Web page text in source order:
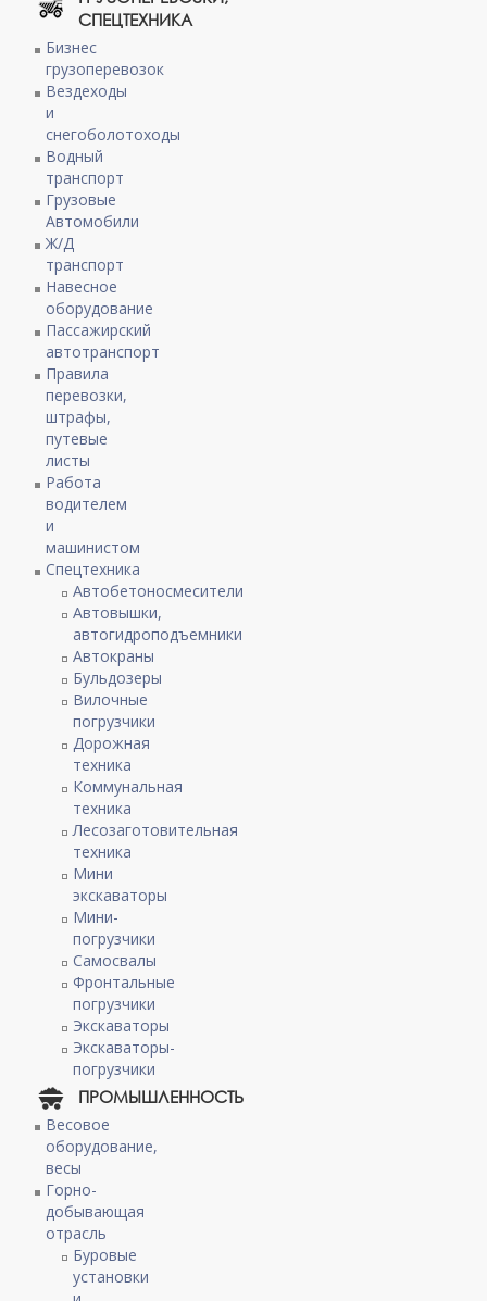
СПЕЦТЕХНИКА
Бизнес
грузоперевозок
Вездеходы
и
снегоболотоходы
Водный
транспорт
Грузовые
Автомобили
Ж/Д
транспорт
Навесное
оборудование
Пассажирский
автотранспорт
Правила
перевозки,
штрафы,
путевые
листы
Работа
водителем
и
машинистом
Спецтехника
Автобетоносмесители
Автовышки,
автогидроподъемники
Автокраны
Бульдозеры
Вилочные
погрузчики
Дорожная
техника
Коммунальная
техника
Лесозаготовительная
техника
Мини
экскаваторы
Мини-
погрузчики
Самосвалы
Фронтальные
погрузчики
Экскаваторы
Экскаваторы-
погрузчики
ПРОМЫШЛЕННОСТЬ
Весовое
оборудование,
весы
Горно-
добывающая
отрасль
Буровые
установки